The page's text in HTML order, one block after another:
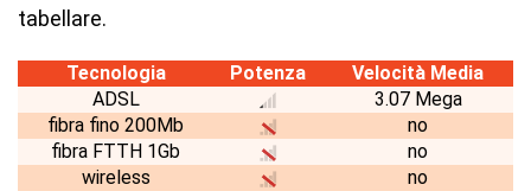
tabellare.
Tecnologia Potenza
Velocità Media
ADSL
3.07 Mega
fibra fino 200Mb
no
fibra FTTH 1Gb
no
wireless
no